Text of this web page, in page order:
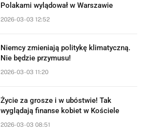
Polakami wylądował w Warszawie
2026-03-03 12:52
Niemcy zmieniają politykę klimatyczną.
Nie będzie przymusu!
2026-03-03 11:20
Życie za grosze i w ubóstwie! Tak
wyglądają finanse kobiet w Kościele
2026-03-03 08:51